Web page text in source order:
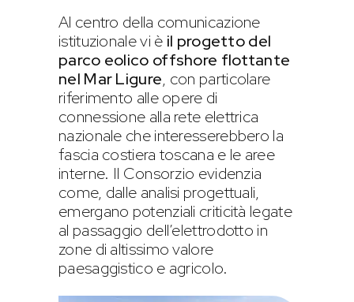
Al centro della comunicazione
istituzionale vi è il progetto del
parco eolico offshore flottante
nel Mar Ligure, con particolare
riferimento alle opere di
connessione alla rete elettrica
nazionale che interesserebbero la
fascia costiera toscana e le aree
interne. Il Consorzio evidenzia
come, dalle analisi progettuali,
emergano potenziali criticità legate
al passaggio dell’elettrodotto in
zone di altissimo valore
paesaggistico e agricolo.